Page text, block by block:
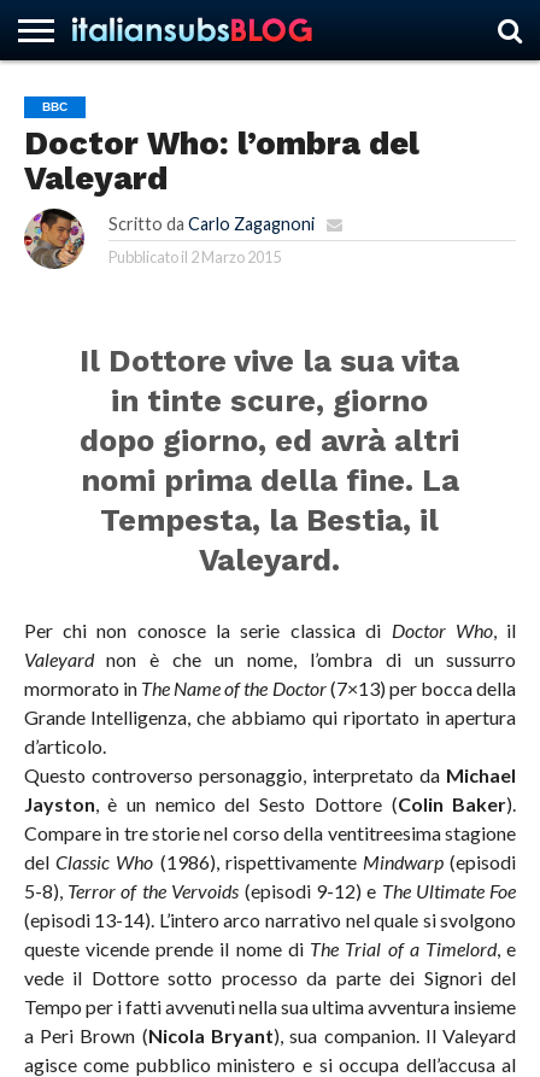
HOME
NEWS
ASCOLTI
RECENSIONI
INTERVISTE
CURIOSITÀ
CHI
SIAMO
CONTATTACI
FORUM
ITALIANSUBS
BBC
Doctor Who: l’ombra del
Valeyard
Scritto da Carlo Zagagnoni
Pubblicato il 2 Marzo 2015
Il Dottore vive la sua vita
in tinte scure, giorno
dopo giorno, ed avrà altri
nomi prima della fine. La
Tempesta, la Bestia, il
Valeyard.
Per chi non conosce la serie classica di Doctor Who, il
Valeyardnon è che un nome, l’ombra di un sussurro
mormorato in The Name of the Doctor(7×13) per bocca della
Grande Intelligenza, che abbiamo qui riportato in apertura
d’articolo.
Questo controverso personaggio, interpretato da Michael
Jayston, è un nemico del Sesto Dottore (Colin Baker).
Compare in tre storie nel corso della ventitreesima stagione
del Classic Who (1986), rispettivamente Mindwarp (episodi
5-8), Terror of the Vervoids (episodi 9-12) e The Ultimate Foe
(episodi 13-14). L’intero arco narrativo nel quale si svolgono
queste vicende prende il nome di The Trial of a Timelord, e
vede il Dottore sotto processo da parte dei Signori del
Tempo per i fatti avvenuti nella sua ultima avventura insieme
a Peri Brown (Nicola Bryant), sua companion. Il Valeyard
agisce come pubblico ministero e si occupa dell’accusa al